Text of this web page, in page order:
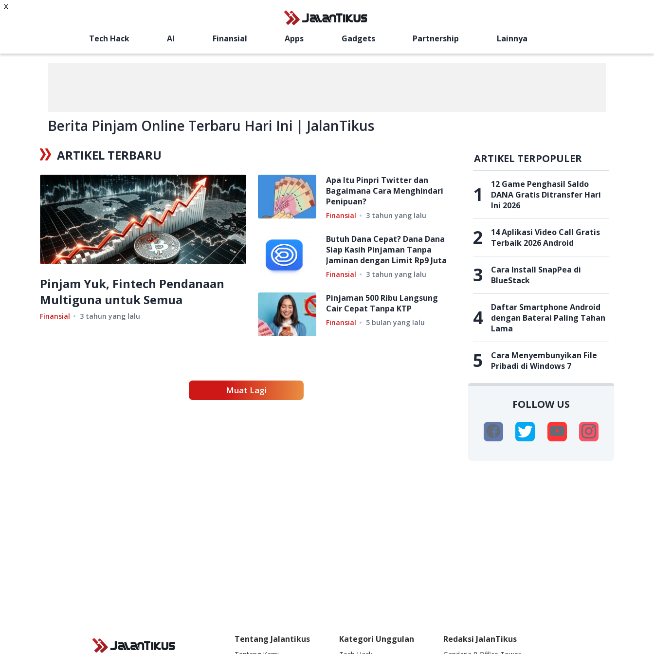
Tech Hack AI Finansial Apps Gadgets Partnership Lainnya
Berita Pinjam Online Terbaru Hari Ini | JalanTikus
ARTIKEL TERBARU
Pinjam Yuk, Fintech Pendanaan
Multiguna untuk Semua
Finansial 3 tahun yang lalu
Apa Itu Pinpri Twitter dan
Bagaimana Cara Menghindari
Penipuan?
Finansial 3 tahun yang lalu
Butuh Dana Cepat? Dana Dana
Siap Kasih Pinjaman Tanpa
Jaminan dengan Limit Rp9 Juta
Finansial 3 tahun yang lalu
Pinjaman 500 Ribu Langsung
Cair Cepat Tanpa KTP
Finansial 5 bulan yang lalu
Muat Lagi
ARTIKEL TERPOPULER
1
12 Game Penghasil Saldo
DANA Gratis Ditransfer Hari
Ini 2026
2
14 Aplikasi Video Call Gratis
Terbaik 2026 Android
3
Cara Install SnapPea di
BlueStack
4
Daftar Smartphone Android
dengan Baterai Paling Tahan
Lama
5
Cara Menyembunyikan File
Pribadi di Windows 7
FOLLOW US
x
Redaksi JalanTikus
Tentang Jalantikus Kategori Unggulan